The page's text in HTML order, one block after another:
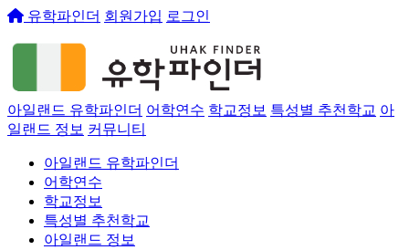
유학파인더 회원가입 로그인
아일랜드 유학파인더 어학연수 학교정보 특성별 추천학교 아
일랜드 정보 커뮤니티
아일랜드 유학파인더
어학연수
학교정보
특성별 추천학교
아일랜드 정보